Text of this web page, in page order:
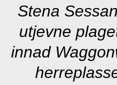
Stena
utjevne
innad